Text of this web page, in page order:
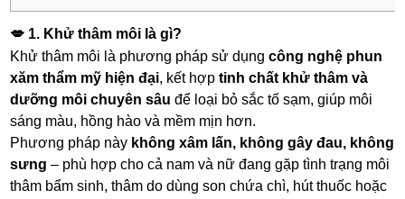
💋 1. Khử thâm môi là gì?
Khử thâm môi là phương pháp sử dụngcông nghệ phun
xăm thẩm mỹ hiện đại, kết hợptinh chất khử thâm và
dưỡng môi chuyên sâu để loại bỏ sắc tố sạm, giúp môi
sáng màu, hồng hào và mềm mịn hơn.
Phương pháp này không xâm lấn, không gây đau, không
sưng – phù hợp cho cả nam và nữ đang gặp tình trạng môi
thâm bẩm sinh, thâm do dùng son chứa chì, hút thuốc hoặc